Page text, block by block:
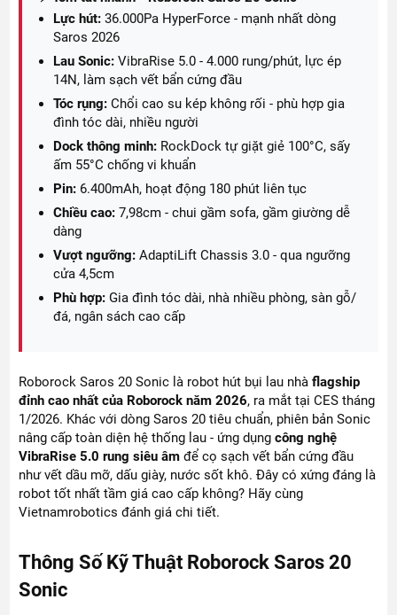
Lực hút: 36.000Pa HyperForce - mạnh nhất dòng
Saros 2026
Lau Sonic: VibraRise 5.0 - 4.000 rung/phút, lực ép
14N, làm sạch vết bẩn cứng đầu
Tóc rụng: Chổi cao su kép không rối - phù hợp gia
đình tóc dài, nhiều người
Dock thông minh: RockDock tự giặt giẻ 100°C, sấy
ấm 55°C chống vi khuẩn
Pin: 6.400mAh, hoạt động 180 phút liên tục
Chiều cao: 7,98cm - chui gầm sofa, gầm giường dễ
dàng
Vượt ngưỡng: AdaptiLift Chassis 3.0 - qua ngưỡng
cửa 4,5cm
Phù hợp: Gia đình tóc dài, nhà nhiều phòng, sàn gỗ/
đá, ngân sách cao cấp
Roborock Saros 20 Sonic là robot hút bụi lau nhàflagship
đỉnh cao nhất của Roborock năm 2026, ra mắt tại CES tháng
1/2026. Khác với dòng Saros 20 tiêu chuẩn, phiên bản Sonic
nâng cấp toàn diện hệ thống lau - ứng dụngcông nghệ
VibraRise 5.0 rung siêu âm để cọ sạch vết bẩn cứng đầu
như vết dầu mỡ, dấu giày, nước sốt khô. Đây có xứng đáng là
robot tốt nhất tầm giá cao cấp không? Hãy cùng
Vietnamrobotics đánh giá chi tiết.
Thông Số Kỹ Thuật Roborock Saros 20
Sonic